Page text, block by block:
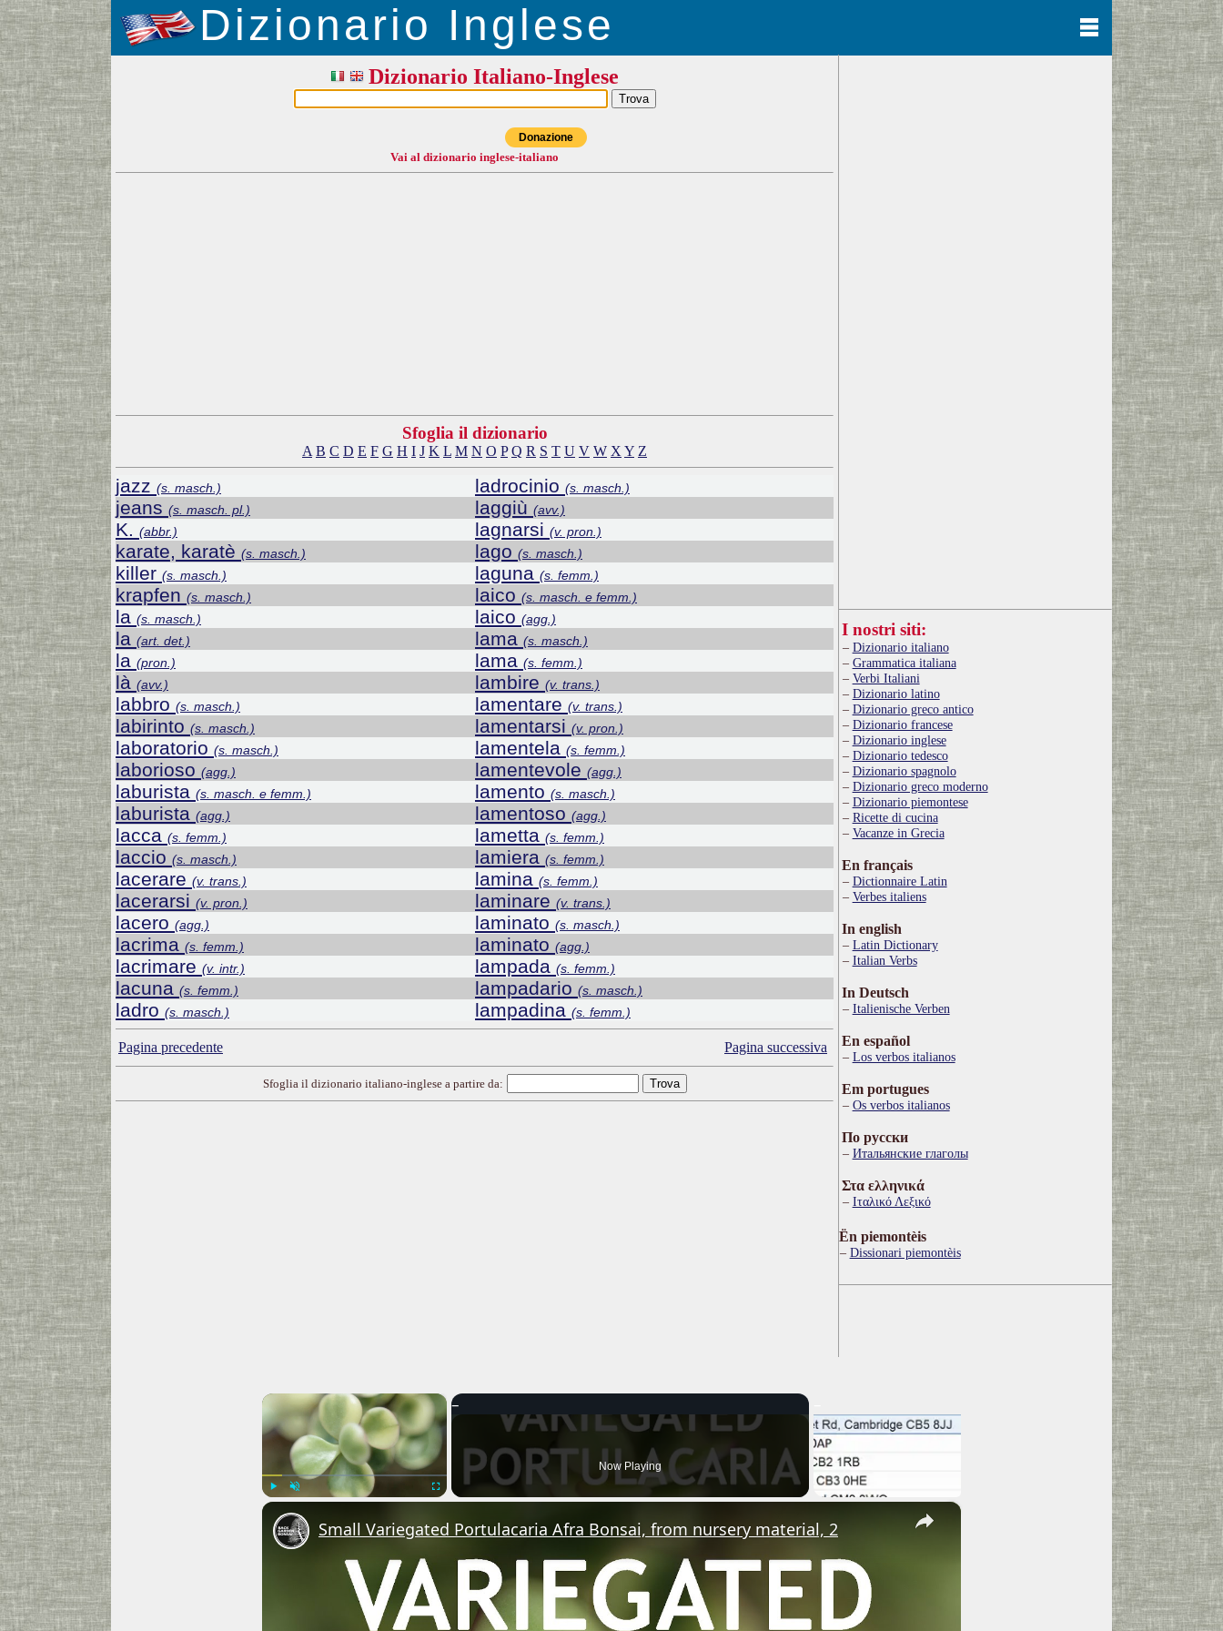
Dizionario Inglese
Dizionario Italiano-Inglese
Donazione
Vai al dizionario inglese-italiano
Sfoglia il dizionario
A B C D E F G H I J K L M N O P Q R S T U V W X Y Z
jazz (s. masch.) ladrocinio (s. masch.)
jeans (s. masch. pl.) laggiù (avv.)
K. (abbr.) lagnarsi (v. pron.)
karate, karatè (s. masch.) lago (s. masch.)
killer (s. masch.) laguna (s. femm.)
krapfen (s. masch.) laico (s. masch. e femm.)
la (s. masch.) laico (agg.)
la (art. det.) lama (s. masch.)
la (pron.) lama (s. femm.)
là (avv.) lambire (v. trans.)
labbro (s. masch.) lamentare (v. trans.)
labirinto (s. masch.) lamentarsi (v. pron.)
laboratorio (s. masch.) lamentela (s. femm.)
laborioso (agg.) lamentevole (agg.)
laburista (s. masch. e femm.) lamento (s. masch.)
laburista (agg.) lamentoso (agg.)
lacca (s. femm.) lametta (s. femm.)
laccio (s. masch.) lamiera (s. femm.)
lacerare (v. trans.) lamina (s. femm.)
lacerarsi (v. pron.) laminare (v. trans.)
lacero (agg.) laminato (s. masch.)
lacrima (s. femm.) laminato (agg.)
lacrimare (v. intr.) lampada (s. femm.)
lacuna (s. femm.) lampadario (s. masch.)
ladro (s. masch.) lampadina (s. femm.)
Pagina precedente Pagina successiva
Sfoglia il dizionario italiano-inglese a partire da:
I nostri siti:
Dizionario italiano
Grammatica italiana
Verbi Italiani
Dizionario latino
Dizionario greco antico
Dizionario francese
Dizionario inglese
Dizionario tedesco
Dizionario spagnolo
Dizionario greco moderno
Dizionario piemontese
Ricette di cucina
Vacanze in Grecia
En français
Dictionnaire Latin
Verbes italiens
In english
Latin Dictionary
Italian Verbs
In Deutsch
Italienische Verben
En español
Los verbos italianos
Em portugues
Os verbos italianos
По русски
Итальянские глаголы
Στα ελληνικά
Ιταλικό Λεξικό
Ën piemontèis
Dissionari piemontèis
×
Now Playing
×
Small Variegated Portulacaria Afra Bonsai, from nursery material, 2